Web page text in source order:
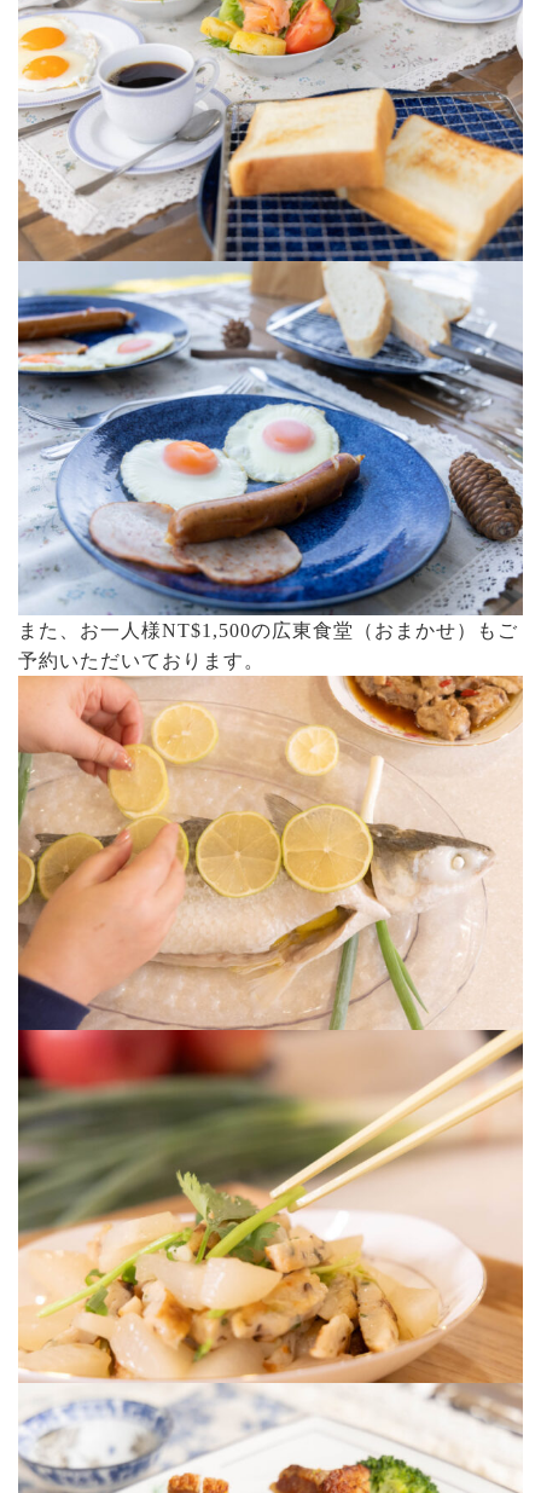
また、お一人様NT$1,500の広東食堂（おまかせ）もご
予約いただいております。